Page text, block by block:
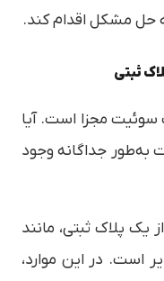
حل مشکل اقدام کند.
ثبتی
مجزا است. آیا
به‌طور جداگانه وجود
یک پلاک ثبتی، مانند
است. در این موارد،